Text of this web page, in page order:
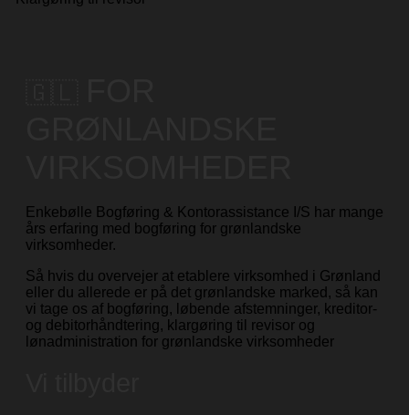
Enkebølle Bogføring & Kontorassistance I/S har mange
års erfaring med bogføring for grønlandske
virksomheder.
Så hvis du overvejer at etablere virksomhed i Grønland
eller du allerede er på det grønlandske marked, så kan
vi tage os af bogføring, løbende afstemninger, kreditor-
og debitorhåndtering, klargøring til revisor og
lønadministration for grønlandske virksomheder